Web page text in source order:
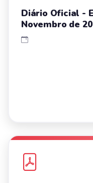
Diário Oficial -
Novembro de